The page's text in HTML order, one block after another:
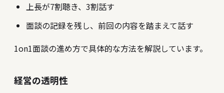
上長が7割聴き、3割話す
面談の記録を残し、前回の内容を踏まえて話す
1on1面談の進め方で具体的な方法を解説しています。
経営の透明性